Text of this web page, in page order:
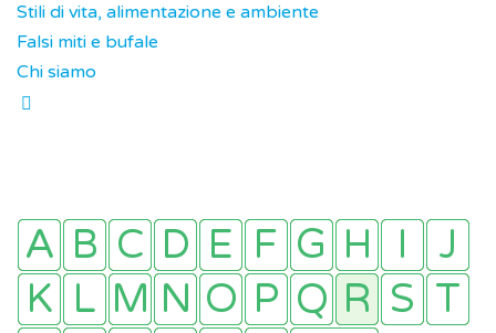
Stili di vita, alimentazione e ambiente
Falsi miti e bufale
Chi siamo